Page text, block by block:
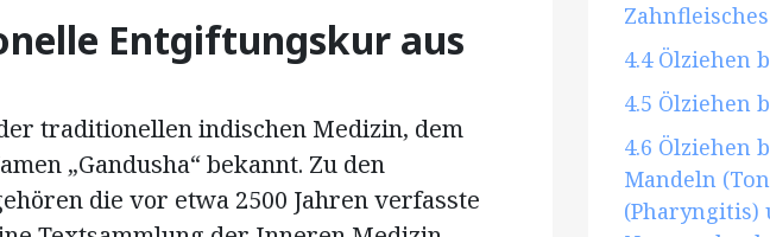
Entgiftungskur aus
traditionellen indischen Medizin, dem
„Gandusha“ bekannt. Zu den
die vor etwa 2500 Jahren verfasste
4.4Ölziehen
4.5 Ölziehen
4.6 Ölziehen
Mandeln
(Pharyngitis)